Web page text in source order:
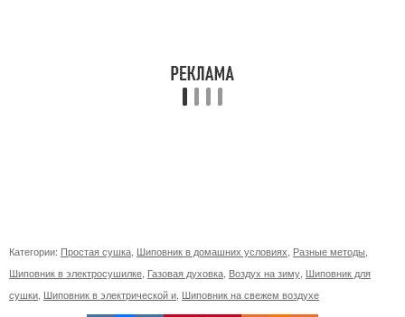
Категории: Простая сушка Шиповник в домашних условиях Разные методы
Шиповник в электросушилке Газовая духовка Воздух на зиму Шиповник для
сушки Шиповник в электрической и Шиповник на свежем воздухе